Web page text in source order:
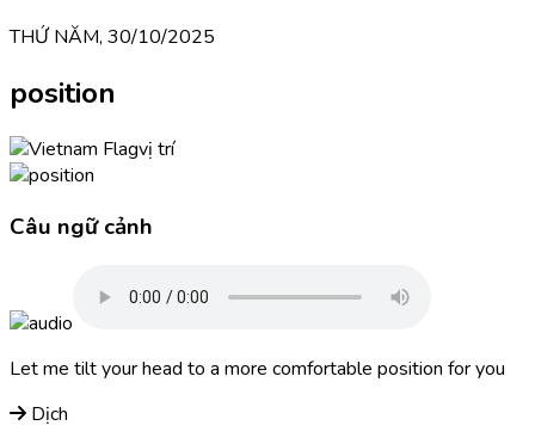
THỨ NĂM, 30/10/2025
position
vị trí
Câu ngữ cảnh
Let me tilt your head to a more comfortable position for you
Dịch